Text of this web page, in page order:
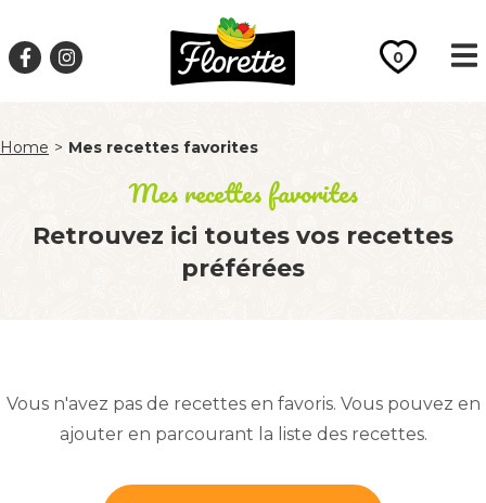
0
Home > Mes recettes favorites
Mes recettes favorites
Retrouvez ici toutes vos recettes
préférées
Vous n'avez pas de recettes en favoris. Vous pouvez en
ajouter en parcourant la liste des recettes.